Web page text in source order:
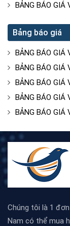
BẢNG BÁO GIÁ
Bảng báo giá
BẢNG BÁO GIÁ
BẢNG BÁO GIÁ
BẢNG BÁO GIÁ
BẢNG BÁO GIÁ
BẢNG BÁO GIÁ
Chúng tôi là 1
Nam có thể mua